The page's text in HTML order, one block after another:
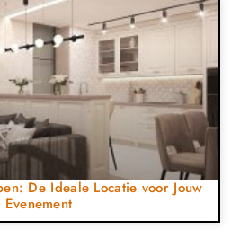
De Ideale Locatie voor Jouw
Evenement